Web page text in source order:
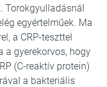
Torokgyulladásnál
egyértelműek. Ma
a CRP-teszttel
a gyerekorvos, hogy
(C-reaktív protein)
a bakteriális